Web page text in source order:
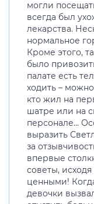
могли
всегда был
лекарства.
нормальное
Кроме этого,
было
палате есть
ходить –
кто жил на
шатре или на
персонале…
выразить
за
впервые
советы,
ценными!
девочки